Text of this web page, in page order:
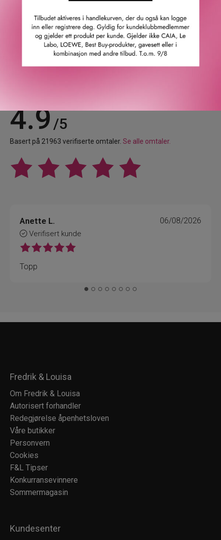
Leverandørs artikkelnummer: anlf010000
Våre kunder om oss
4.9/5
Basert på 21963 verifiserte omtaler. Se alle omtaler.
Anette L.
Verifisert kunde
06/08/2026
Topp
Fredrik & Louisa
Om Fredrik & Louisa
Autorisert forhandler
Redegjørelse åpenhetsloven
Våre butikker
Personvern
Cookies
F&L Tipser
Konkurransevinnere
Sommermagasin
Kundesenter